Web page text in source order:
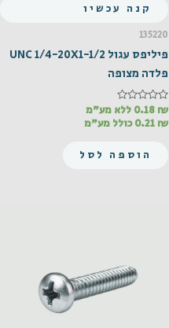
קנה עכשיו
135220
פיליפס עגול UNC 1/4-20X1-1/2
פלדה מצופה
דורג
מתוך
0.18 ₪
ללא מע"מ
0.21 ₪ כולל מע"מ
הוספה לסל